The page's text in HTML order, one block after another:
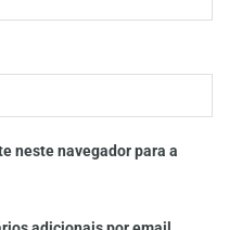
neste navegador para a